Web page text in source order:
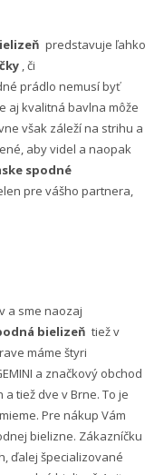
predstavuje ľahko
, či
prádlo nemusí byť
aj kvalitná bavlna môže
však záleží na strihu a
aby videl a naopak
spodné
pre vášho partnera,
a sme naozaj
bielizeň tiež v
máme štyri
a značkový obchod
tiež dve v Brne. To je
Pre nákup Vám
bielizne. Zákazníčku
ďalej špecializované